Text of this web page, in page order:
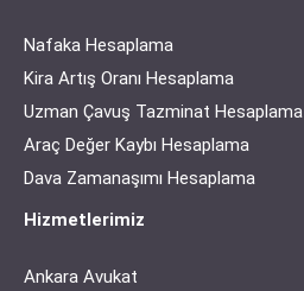
Nafaka Hesaplama
Kira Artış Oranı Hesaplama
Uzman Çavuş Tazminat Hesaplama
Araç Değer Kaybı Hesaplama
Dava Zamanaşımı Hesaplama
Hizmetlerimiz
Ankara Avukat